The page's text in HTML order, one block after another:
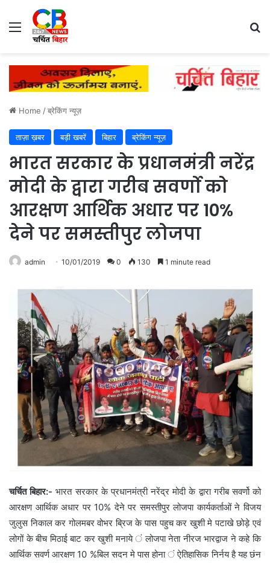
Menu
Home /ब्रेकिंग न्यूज़
ताज़ा ख़बर बड़ी खबरें बिहार ब्रेकिंग न्यूज़
भारत सरकार के प्रधानमंत्री नरेंद्र
मोदी के द्वारा गरीब सवर्णो को
आरक्षण आर्थिक अधार पर 10%
देने पर समस्तीपुर लोजपा
admin 10/01/2019 0 130 1 minute read
चर्चित बिहार:-भारत सरकार के प्रधानमंत्री नरेंद्र मोदी के द्वारा गरीब सवर्णो को
आरक्षण आर्थिक अधार पर 10% देने पर समस्तीपुर लोजपा कार्यकर्ताओं ने विजय
जुलुस निकाल कर गोलमबर वोभर ब्रिज के पास पहुच कर खुशी मे पटाखे छोड़े एवं
लोगों के बीच मिठाई बाट कर खुशी मनाये ं लोजपा नेता नीरज भारद्वाज ने कहे कि
आर्थिक सवर्ण आरक्षण 10 %बिल सदन मे पास होना ं ऐतिहासिक निर्नय है यह छंन